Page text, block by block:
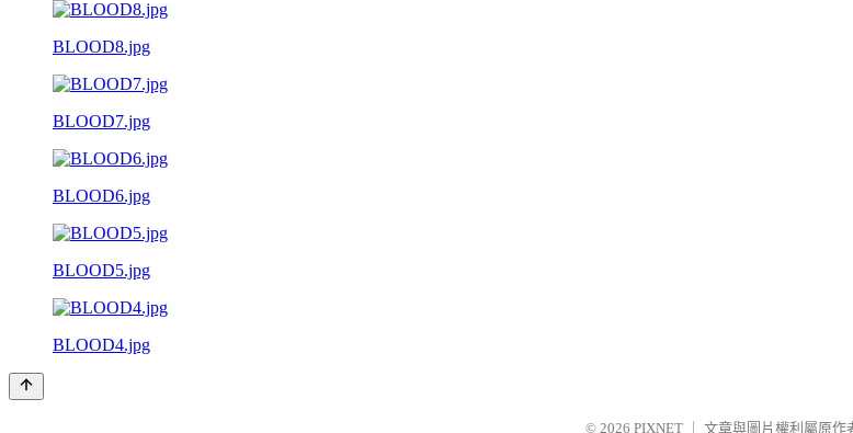
BLOOD8.jpg
BLOOD7.jpg
BLOOD6.jpg
BLOOD5.jpg
BLOOD4.jpg
© 2026 PIXNET 文章與圖片權利屬原作